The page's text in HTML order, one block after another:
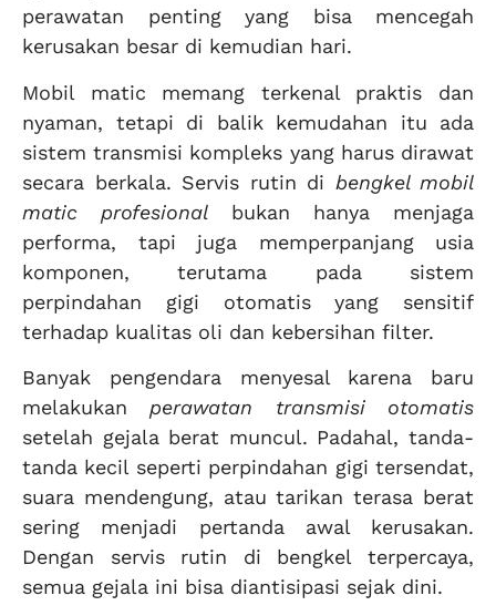
perawatan penting yang bisa mencegah
kerusakan besar di kemudian hari.
Mobil matic memang terkenal praktis dan
nyaman, tetapi di balik kemudahan itu ada
sistem transmisi kompleks yang harus dirawat
secara berkala. Servis rutin di bengkel mobil
matic profesional bukan hanya menjaga
performa, tapi juga memperpanjang usia
komponen, terutama pada sistem
perpindahan gigi otomatis yang sensitif
terhadap kualitas oli dan kebersihan filter.
Banyak pengendara menyesal karena baru
melakukan perawatan transmisi otomatis
setelah gejala berat muncul. Padahal, tanda-
tanda kecil seperti perpindahan gigi tersendat,
suara mendengung, atau tarikan terasa berat
sering menjadi pertanda awal kerusakan.
Dengan servis rutin di bengkel terpercaya,
semua gejala ini bisa diantisipasi sejak dini.